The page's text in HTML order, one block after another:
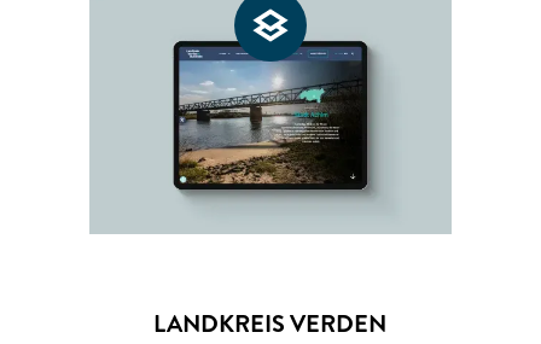
LANDKREIS VERDEN